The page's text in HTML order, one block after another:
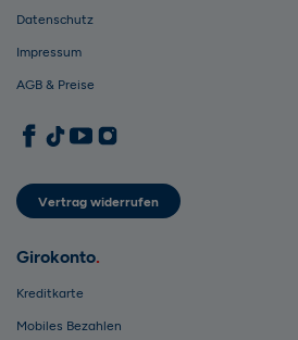
Datenschutz
Impressum
AGB & Preise
1822direkt auf Facebook
1822direkt auf TikTok
1822direkt auf YouTube
1822direkt auf Instagram
Vertrag widerrufen
Girokonto
Kreditkarte
Mobiles Bezahlen